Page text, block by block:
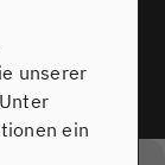
unserer
ein